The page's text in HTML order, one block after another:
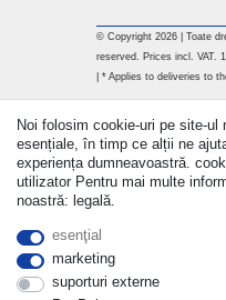
© Copyright 2026 | Toate
reserved. Prices incl. VAT.
| * Applies to deliveries to
Noi folosim cookie-uri pe site-
esențiale, în timp ce alții ne
experiența dumneavoastră.
utilizator Pentru mai multe
noastră: legală.
esenţial
marketing
suporturi externe
Withdraw
a